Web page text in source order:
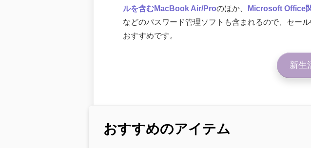
ルを含むMacBook Air/Proのほか、 Microsoft Office
などのパスワード管理ソフトも含まれるので、セー
おすすめです。
新生
おすすめのアイテム